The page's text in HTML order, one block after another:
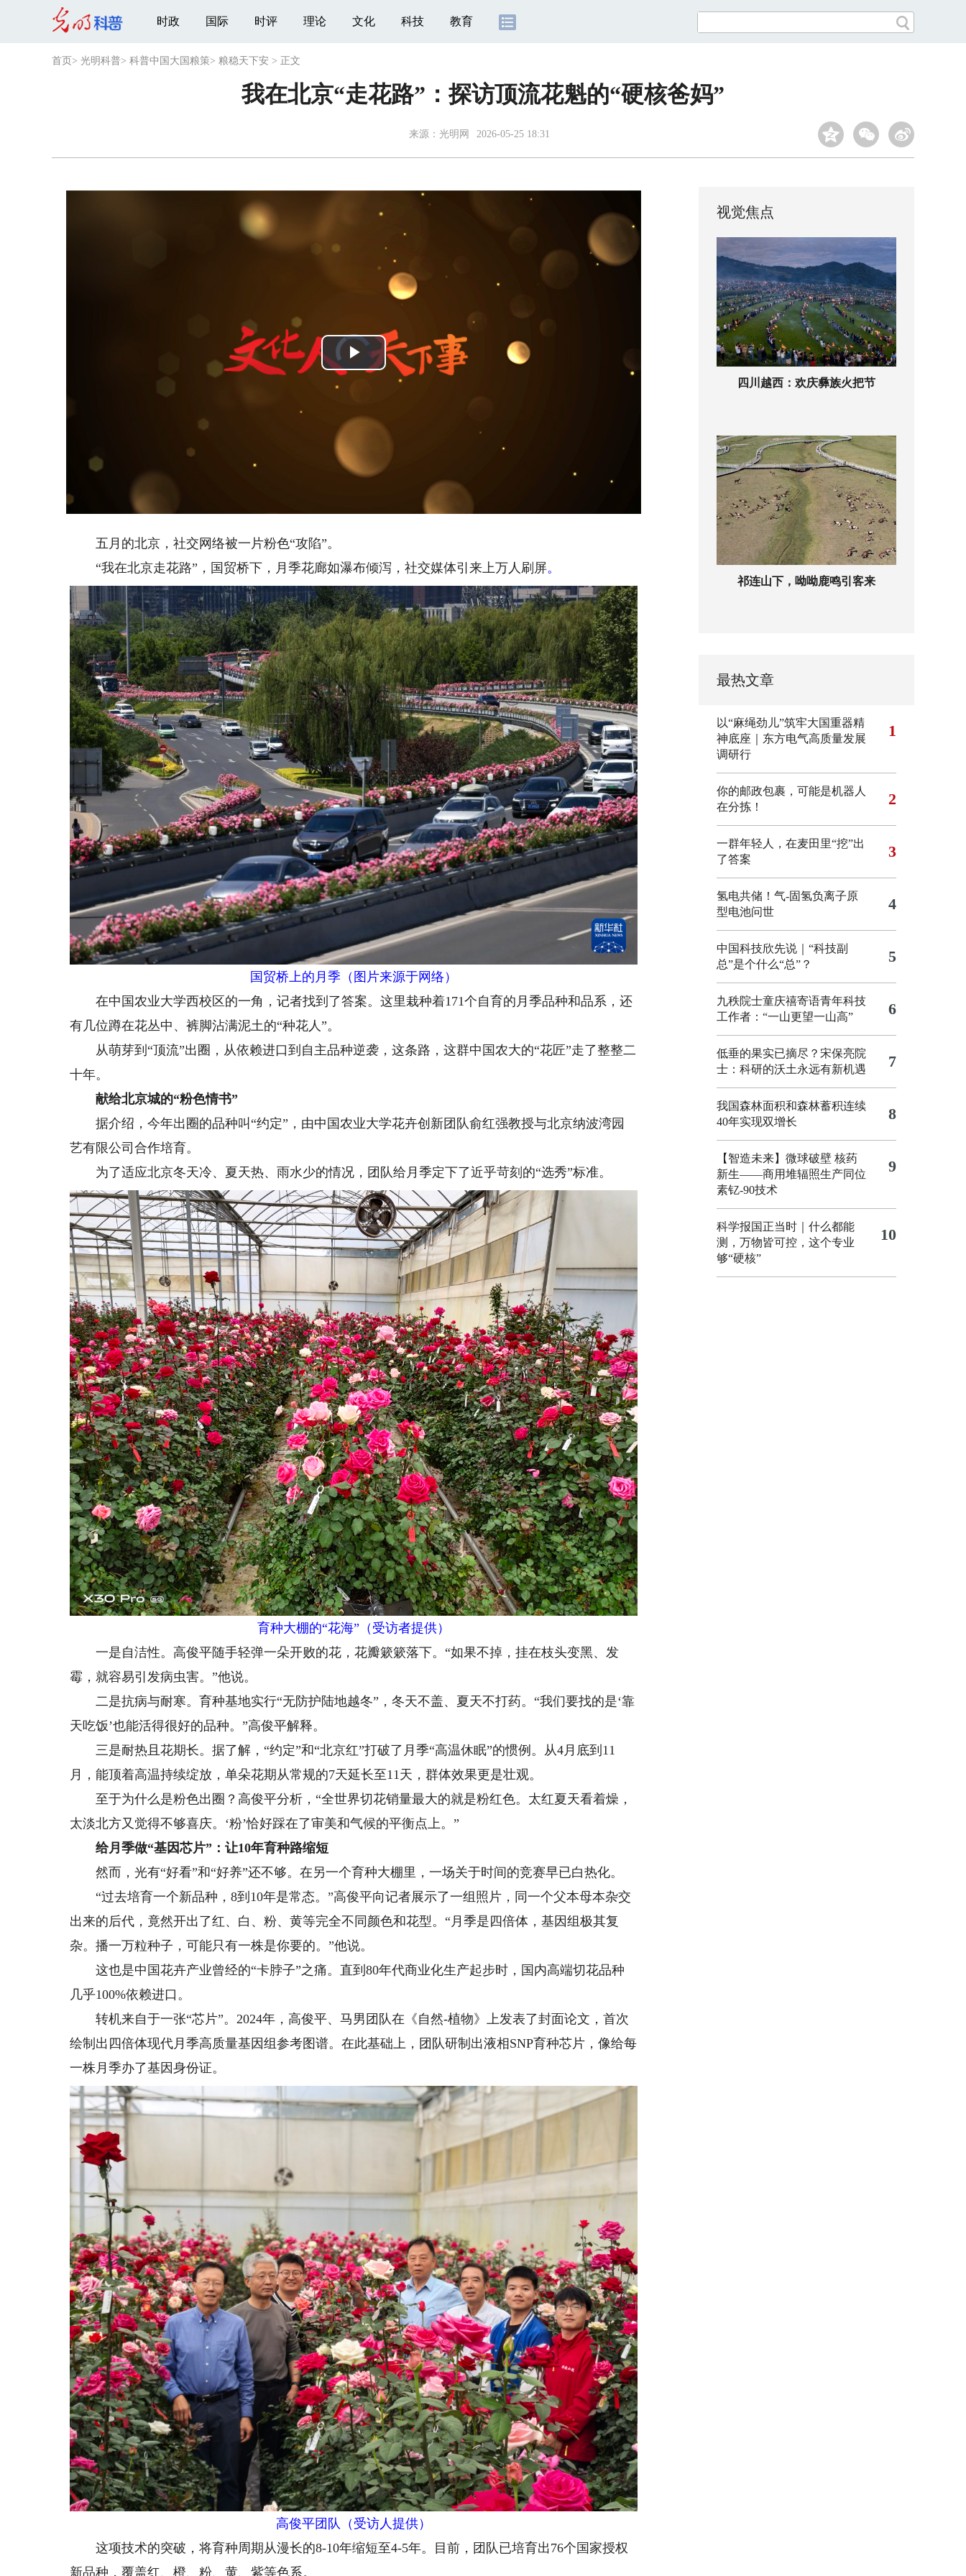
时政 国际 时评 理论 文化 科技 教育
首页 > 光明科普> 科普中国大国粮策> 粮稳天下安 > 正文
我在北京“走花路”：探访顶流花魁的“硬核爸妈”
来源： 光明网 2026-05-25 18:31
Video
Player
is
Play
五月的北京，社交网络被一片粉色“攻陷”。
“我在北京走花路”，国贸桥下，月季花廊如瀑布倾泻，社交媒体引来上万人刷屏。
国贸桥上的月季（图片来源于网络）
在中国农业大学西校区的一角，记者找到了答案。这里栽种着171个自育的月季品种和品系，还
有几位蹲在花丛中、裤脚沾满泥土的“种花人”。
从萌芽到“顶流”出圈，从依赖进口到自主品种逆袭，这条路，这群中国农大的“花匠”走了整整二
十年。
献给北京城的“粉色情书”
据介绍，今年出圈的品种叫“约定”，由中国农业大学花卉创新团队俞红强教授与北京纳波湾园
艺有限公司合作培育。
为了适应北京冬天冷、夏天热、雨水少的情况，团队给月季定下了近乎苛刻的“选秀”标准。
育种大棚的“花海”（受访者提供）
一是自洁性。高俊平随手轻弹一朵开败的花，花瓣簌簌落下。“如果不掉，挂在枝头变黑、发
霉，就容易引发病虫害。”他说。
二是抗病与耐寒。育种基地实行“无防护陆地越冬”，冬天不盖、夏天不打药。“我们要找的是‘靠
天吃饭’也能活得很好的品种。”高俊平解释。
三是耐热且花期长。据了解，“约定”和“北京红”打破了月季“高温休眠”的惯例。从4月底到11
月，能顶着高温持续绽放，单朵花期从常规的7天延长至11天，群体效果更是壮观。
至于为什么是粉色出圈？高俊平分析，“全世界切花销量最大的就是粉红色。太红夏天看着燥，
太淡北方又觉得不够喜庆。‘粉’恰好踩在了审美和气候的平衡点上。”
给月季做“基因芯片”：让10年育种路缩短
然而，光有“好看”和“好养”还不够。在另一个育种大棚里，一场关于时间的竞赛早已白热化。
“过去培育一个新品种，8到10年是常态。”高俊平向记者展示了一组照片，同一个父本母本杂交
出来的后代，竟然开出了红、白、粉、黄等完全不同颜色和花型。“月季是四倍体，基因组极其复
杂。播一万粒种子，可能只有一株是你要的。”他说。
这也是中国花卉产业曾经的“卡脖子”之痛。直到80年代商业化生产起步时，国内高端切花品种
几乎100%依赖进口。
转机来自于一张“芯片”。2024年，高俊平、马男团队在《自然-植物》上发表了封面论文，首次
绘制出四倍体现代月季高质量基因组参考图谱。在此基础上，团队研制出液相SNP育种芯片，像给每
一株月季办了基因身份证。
高俊平团队（受访人提供）
这项技术的突破，将育种周期从漫长的8-10年缩短至4-5年。目前，团队已培育出76个国家授权
新品种，覆盖红、橙、粉、黄、紫等色系。
视觉焦点
四川越西：欢庆彝族火把节
祁连山下，呦呦鹿鸣引客来
最热文章
以“麻绳劲儿”筑牢大国重器精
神底座｜东方电气高质量发展
调研行
1
你的邮政包裹，可能是机器人
在分拣！
2
一群年轻人，在麦田里“挖”出
了答案
3
氢电共储！气-固氢负离子原
型电池问世
4
中国科技欣先说｜“科技副
总”是个什么“总”？
5
九秩院士童庆禧寄语青年科技
工作者：“一山更望一山高”
6
低垂的果实已摘尽？宋保亮院
士：科研的沃土永远有新机遇
7
我国森林面积和森林蓄积连续
40年实现双增长
8
【智造未来】微球破壁 核药
新生——商用堆辐照生产同位
素钇-90技术
9
科学报国正当时｜什么都能
测，万物皆可控，这个专业
够“硬核”
10